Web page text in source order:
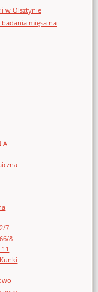
w Olsztynie
mięsa na
7
8